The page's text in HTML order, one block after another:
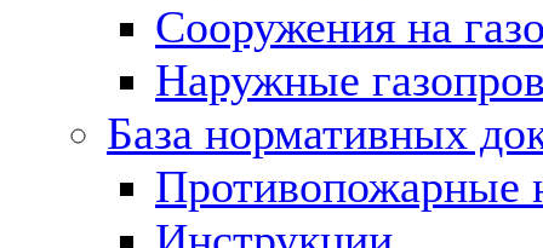
Сооружения на
Наружные
База нормативных
Противопожарные